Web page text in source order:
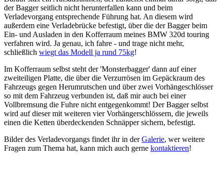
der Bagger seitlich nicht herunterfallen kann und beim
Verladevorgang entsprechende Führung hat. An diesem wird
außerdem eine Verladebrücke befestigt, über die der Bagger beim
Ein- und Ausladen in den Kofferraum meines BMW 320d touring
verfahren wird. Ja genau, ich fahre - und trage nicht mehr,
schließlich wiegt das Modell ja rund 75kg!
Im Kofferraum selbst steht der 'Monsterbagger' dann auf einer
zweiteiligen Platte, die über die Verzurrösen im Gepäckraum des
Fahrzeugs gegen Herumrutschen und über zwei Vorhängeschlösser
so mit dem Fahrzeug verbunden ist, daß mir auch bei einer
Vollbremsung die Fuhre nicht entgegenkommt! Der Bagger selbst
wird auf dieser mit weiteren vier Vorhängerschlössern, die jeweils
einen die Ketten überdeckenden Schnäpper sichern, befestigt.
Bilder des Verladevorgangs findet ihr in derGalerie, wer weitere
Fragen zum Thema hat, kann mich auch gerne kontaktieren!